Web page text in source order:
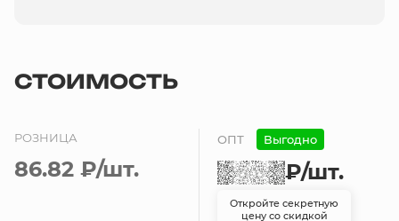
СТОИМОСТЬ
РОЗНИЦА
86.82 ₽/шт.
ОПТ Выгодно
₽/шт.
Откройте секретную
цену со скидкой